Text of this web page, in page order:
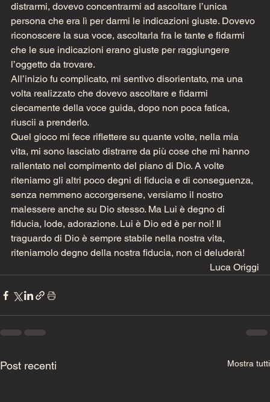
distrarmi, dovevo concentrarmi ad ascoltare l’unica
persona che era lì per darmi le indicazioni giuste. Dovevo
riconoscere la sua voce, ascoltarla fra le tante e fidarmi
che le sue indicazioni erano giuste per raggiungere
l’oggetto da trovare.
All’inizio fu complicato, mi sentivo disorientato, ma una
volta realizzato che dovevo ascoltare e fidarmi
ciecamente della voce guida, dopo non poca fatica,
riuscii a prenderlo.
Quel gioco mi fece riflettere su quante volte, nella mia
vita, mi sono lasciato distrarre da più cose che mi hanno
rallentato nel compimento del piano di Dio. A volte
riteniamo gli altri poco degni di fiducia e di conseguenza,
senza nemmeno accorgersene, versiamo il nostro
malessere anche su Dio stesso. Ma Lui è degno di
fiducia, lode, adorazione. Lui è Dio ed è per noi! Il
traguardo di Dio è sempre stabile nella nostra vita,
riteniamolo degno della nostra fiducia, non ci deluderà!
Luca Origgi
Post recenti Mostra tutti